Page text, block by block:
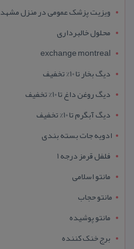
ویزیت پزشک عمومی در منزل مشهد
محلول خالبرداری
exchange montreal
دیگ بخار تا 10% تخفیف
دیگ روغن داغ تا 10% تخفیف
دیگ آبگرم تا 10% تخفیف
ادویه جات بسته بندی
فلفل قرمز درجه 1
مانتو اسلامی
مانتو حجاب
مانتو پوشیده
برج خنک کننده